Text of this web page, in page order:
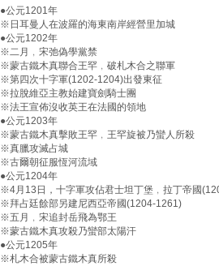
●公元1201年
※日耳曼人在波羅的海東南岸經營里加城
●公元1202年
※二月﹐宋弛偽學黨禁
※蒙古鐵木真聯合王罕﹐破札木合之聯軍
※第四次十字軍(1202-1204)出發東征
※拉脫維亞主教始建寶劍騎士團
※法王宣佈沒收英王在法國的領地
●公元1203年
※蒙古鐵木真擊敗王罕﹐王罕旋被乃蠻人所殺
※真臘攻滅占城
※古爾朝征服恆河流域
●公元1204年
※4月13日，十字軍攻佔君士坦丁堡﹐拉丁帝國
※拜占廷餘部另建尼西亞帝國(1204-1261)
※五月﹐宋追封岳飛為鄂王
※蒙古鐵木真攻殺乃蠻部太陽汗
●公元1205年
※札木合被蒙古鐵木真所殺